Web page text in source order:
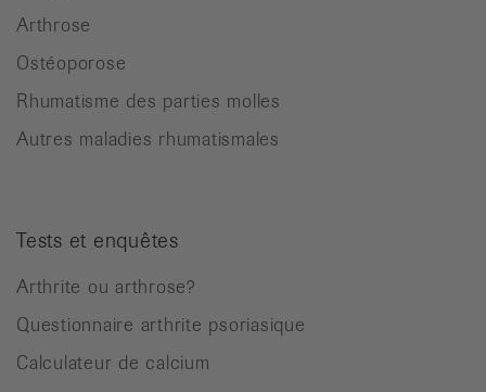
Arthrose
Ostéoporose
Rhumatisme des parties molles
Autres maladies rhumatismales
Tests et enquêtes
Arthrite ou arthrose?
Questionnaire arthrite psoriasique
Calculateur de calcium